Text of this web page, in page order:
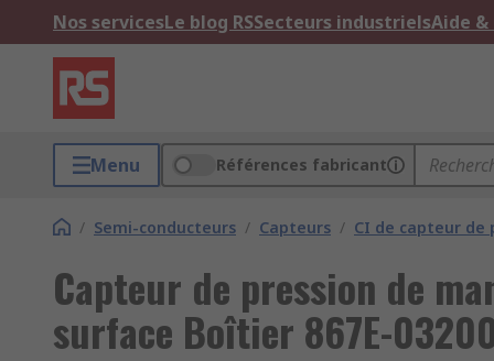
Nos servicesLe blog RSSecteurs industrielsAide
Menu Références fabricant
/ Semi-conducteurs / Capteurs / CI de capteur de
Capteur de pression de
surface Boîtier 867E-